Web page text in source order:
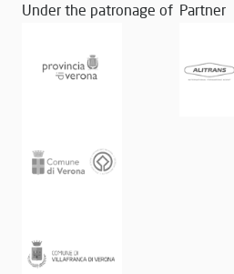
Under the patronage of Partner